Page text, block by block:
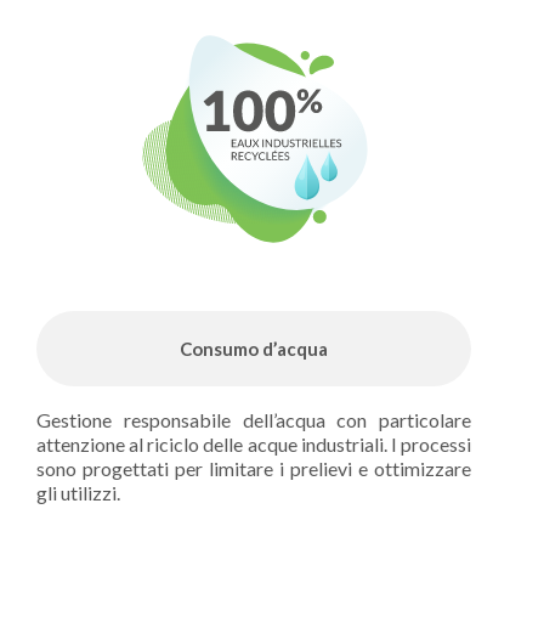
Consumo d’acqua
Gestione responsabile dell’acqua con particolare
attenzione al riciclo delle acque industriali. I processi
sono progettati per limitare i prelievi e ottimizzare
gli utilizzi.